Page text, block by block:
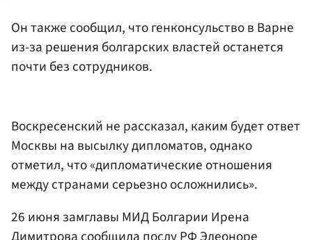
Он также сообщил, что генконсульство в Варне
из-за решения болгарских властей останется
почти без сотрудников.
Воскресенский не рассказал, каким будет ответ
Москвы на высылку дипломатов, однако
отметил, что «дипломатические отношения
между странами серьезно осложнились».
26 июня замглавы МИД Болгарии Ирена